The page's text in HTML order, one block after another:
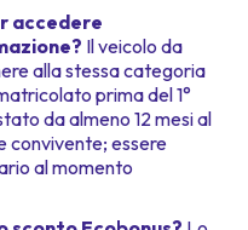
accedere
Il veicolo da
alla stessa categoria
prima del 1°
da almeno 12 mesi al
convivente; essere
al momento